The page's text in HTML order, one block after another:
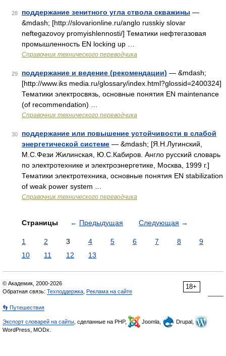
28 поддержание зенитного угла ствола скважины —
&mdash; [http://slovarionline.ru/anglo russkiy slovar
neftegazovoy promyishlennosti/] Тематики нефтегазовая
промышленность EN locking up …
Справочник технического переводчика
29 поддержание и ведение (рекомендации) — &mdash;
[http://www.iks media.ru/glossary/index.html?glossid=2400324]
Тематики электросвязь, основные понятия EN maintenance
(of recommendation) …
Справочник технического переводчика
30
поддержание или повышение устойчивости в слабой
энергетической системе — &mdash; [Я.Н.Лугинский,
М.С.Фези Жилинская, Ю.С.Кабиров. Англо русский словарь
по электротехнике и электроэнергетике, Москва, 1999 г.]
Тематики электротехника, основные понятия EN stabilization
of weak power system …
Справочник технического переводчика
Страницы ← Предыдущая Следующая →
1 2 3 4 5 6 7 8
9
10
11 12 13
18+
© Академик, 2000-2026
Обратная связь: Техподдержка Реклама на сайте
👣 Путешествия
Экспорт словарей на сайты , сделанные на PHP, Joomla,
Drupal,
WordPress, MODx.